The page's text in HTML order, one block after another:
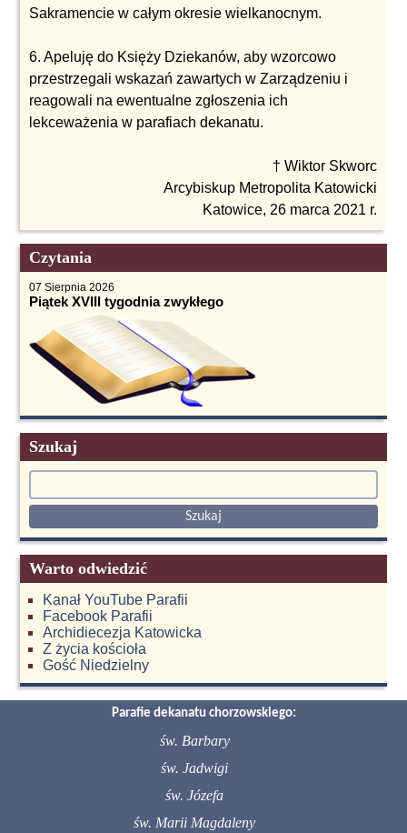
Sakramencie w całym okresie wielkanocnym.
6. Apeluję do Księży Dziekanów, aby wzorcowo
przestrzegali wskazań zawartych w Zarządzeniu i
reagowali na ewentualne zgłoszenia ich
lekceważenia w parafiach dekanatu.
† Wiktor Skworc
Arcybiskup Metropolita Katowicki
Katowice, 26 marca 2021 r.
Czytania
07 Sierpnia 2026
Piątek XVIII tygodnia zwykłego
Szukaj
Warto odwiedzić
Kanał YouTube Parafii
Facebook Parafii
Archidiecezja Katowicka
Z życia kościoła
Gość Niedzielny
Parafie dekanatu chorzowskiego:
św. Barbary
św. Jadwigi
św. Józefa
św. Marii Magdaleny